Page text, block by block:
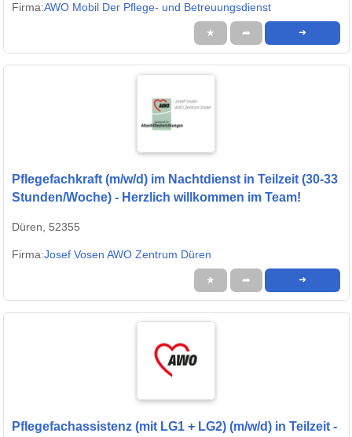
Firma:AWO Mobil Der Pflege- und Betreuungsdienst
★ ➦ ➜
Pflegefachkraft (m/w/d) im Nachtdienst in Teilzeit (30-33
Stunden/Woche) - Herzlich willkommen im Team!
Düren, 52355
Firma:Josef Vosen AWO Zentrum Düren
★ ➦ ➜
Pflegefachassistenz (mit LG1 + LG2) (m/w/d) in Teilzeit -